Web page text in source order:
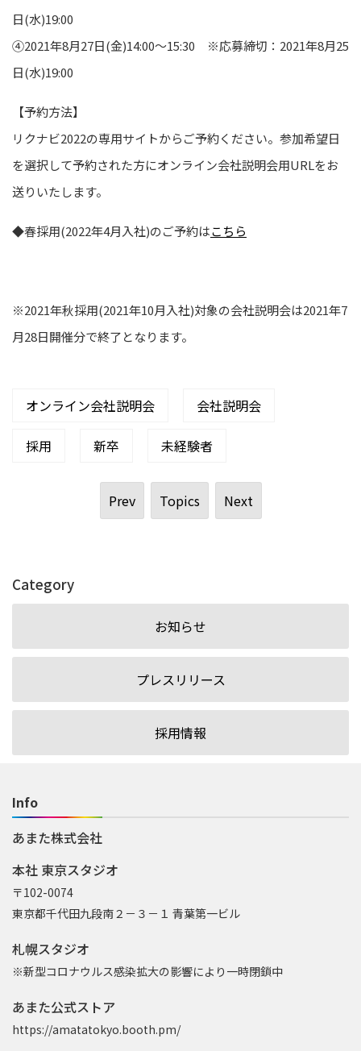
日(水)19:00
④2021年8月27日(金)14:00～15:30 ※応募締切：2021年8月25
日(水)19:00
【予約方法】
リクナビ2022の専用サイトからご予約ください。参加希望日
を選択して予約された方にオンライン会社説明会用URLをお
送りいたします。
◆春採用(2022年4月入社)のご予約はこちら
※2021年秋採用(2021年10月入社)対象の会社説明会は2021年7
月28日開催分で終了となります。
オンライン会社説明会 会社説明会
採用 新卒 未経験者
Prev Topics Next
Category
お知らせ
プレスリリース
採用情報
Info
あまた株式会社
本社 東京スタジオ
〒102-0074
東京都千代田九段南２－３－１ 青葉第一ビル
札幌スタジオ
※新型コロナウルス感染拡大の影響により一時閉鎖中
あまた公式ストア
https://amatatokyo.booth.pm/